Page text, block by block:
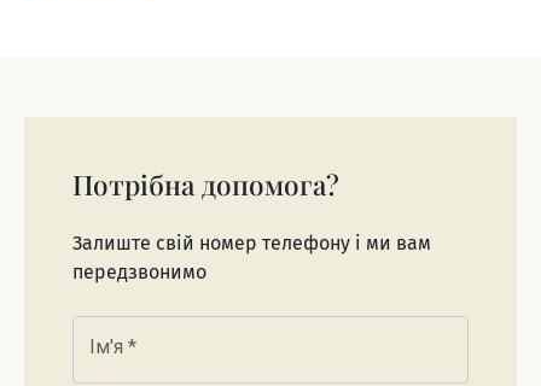
матеріалами для будівель та фасадів.
Потрібна допомога?
Залиште свій номер телефону і ми вам
передзвонимо
Ім'я *